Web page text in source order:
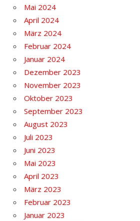
Mai 2024
April 2024
März 2024
Februar 2024
Januar 2024
Dezember 2023
November 2023
Oktober 2023
September 2023
August 2023
Juli 2023
Juni 2023
Mai 2023
April 2023
März 2023
Februar 2023
Januar 2023